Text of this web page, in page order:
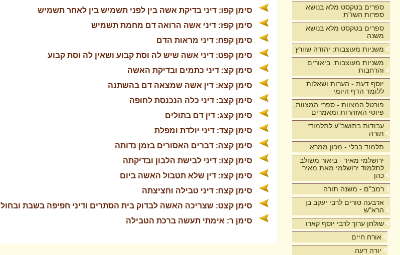
ספרים בטקסט מלא בנושא
ספרות השו"ת
ספרים בטקסט מלא בנושא
משנה
משניות מעוצבות: יהודה שוורץ
משניות מעוצבות: ביאורים
והרחבות
יוסף דעת - הערות ושאלות
ללומד הדף היומי
פורטל המצוות - ספרי המצוות,
פיוטי האזהרות ומאמרים
עבודות בתושב"ע לתלמודי
תורה
תלמוד בבלי - מכון ממרא
ירושלמי מאיר - ביאור משולב
לתלמוד ירושלמי מאת מאיר
כהן
רמב"ם - משנה תורה
ארבעה טורים לרבי יעקב בן
הרא"ש
שולחן ערוך לרבי יוסף קארו
אורח חיים
יורה דעה
סימן קפו: דיני בדיקת אשה בין לפני תשמיש בין לאחר תשמיש
סימן קפז: דיני אשה הרואה דם מחמת תשמיש
סימן קפח: דיני מראות הדם
סימן קפט: דיני אשה שיש לה וסת קבוע ושאין לה וסת קבוע
סימן קצ: דיני כתמים ובדיקת האשה
סימן קצא: דין אשה שמצאה דם בהשתנה
סימן קצב: דיני כלה הנכנסת לחופה
סימן קצג: דין דם בתולים
סימן קצד: דיני יולדת ומפלת
סימן קצה: דברים האסורים בזמן נדותה
סימן קצו: דיני לבישת הלבון ובדיקתה
סימן קצז: דין שלא תטבול האשה ביום
סימן קצח: דיני טבילה וחציצתה
סימן קצט: שצריכה האשה לבדוק בית הסתרים ודיני חפיפה בשבת ובחול
סימן ר: אימתי תעשה ברכת הטבילה